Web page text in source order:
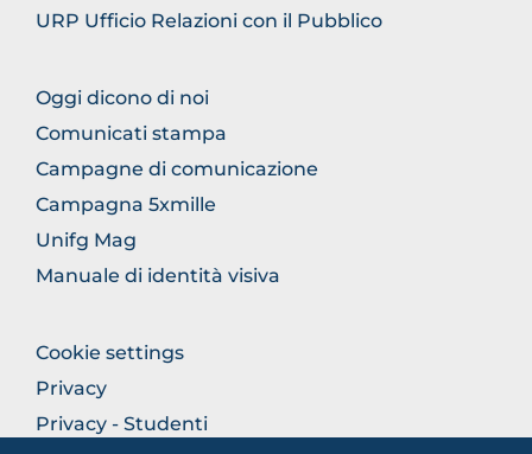
URP Ufficio Relazioni con il Pubblico
FOOTER
COMUNICAZIONE
Oggi dicono di noi
Comunicati stampa
Campagne di comunicazione
Campagna 5xmille
Unifg Mag
Manuale di identità visiva
FOOTER
COLONNA
DESTRA
Cookie settings
Privacy
Privacy - Studenti